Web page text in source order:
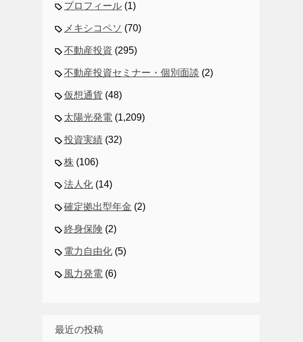
プロフィール (1)
メキシコペソ (70)
不動産投資 (295)
不動産投資セミナー・個別面談 (2)
仮想通貨 (48)
太陽光発電 (1,209)
投資実績 (32)
株 (106)
法人化 (14)
確定拠出型年金 (2)
終身保険 (2)
電力自由化 (5)
風力発電 (6)
最近の投稿